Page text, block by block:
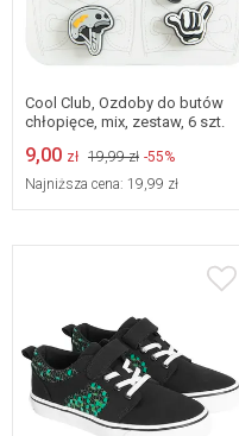
uniwersalny
Cool Club, Ozdoby do butów
chłopięce, mix, zestaw, 6 szt.
9,00 zł 19,99 zł -55%
Najniższa cena: 19,99 zł